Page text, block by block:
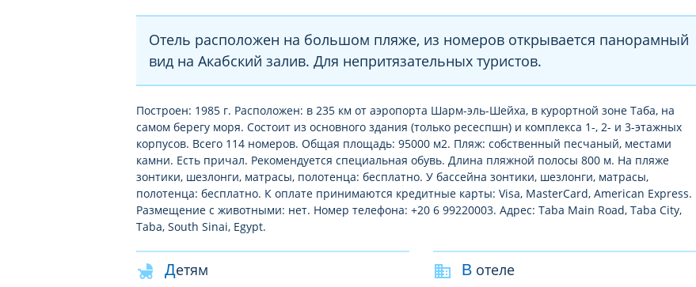
Отель расположен на большом пляже, из номеров открывается панорамный
вид на Акабский залив. Для непритязательных туристов.
Построен: 1985 г. Расположен: в 235 км от аэропорта Шарм-эль-Шейха, в курортной зоне Таба, на
самом берегу моря. Состоит из основного здания (только ресеспшн) и комплекса 1-, 2- и 3-этажных
корпусов. Всего 114 номеров. Общая площадь: 95000 м2. Пляж: собственный песчаный, местами
камни. Есть причал. Рекомендуется специальная обувь. Длина пляжной полосы 800 м. На пляже
зонтики, шезлонги, матрасы, полотенца: бесплатно. У бассейна зонтики, шезлонги, матрасы,
полотенца: бесплатно. К оплате принимаются кредитные карты: Visa, MasterCard, American Express.
Размещение с животными: нет. Номер телефона: +20 6 99220003. Адрес: Taba Main Road, Taba City,
Taba, South Sinai, Egypt.
Детям В отеле